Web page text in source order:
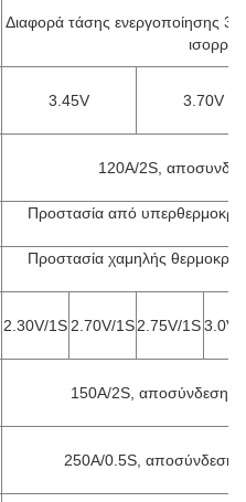
Διαφορά τάσης ενεργοποίησης
3.45V 3.70V
120A/2S,
Προστασία από
Προστασία χαμηλής
2.30V/1S 2.70V/1S2.75V/1S3.0V/
150A/2S, αποσύνδεση
250A/0.5S, αποσύνδεση